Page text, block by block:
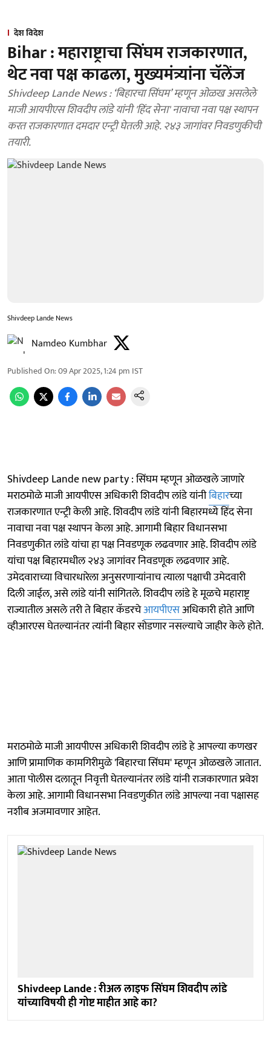
देश विदेश
Bihar : महाराष्ट्राचा सिंघम राजकारणात,
थेट नवा पक्ष काढला, मुख्यमंत्र्यांना चॅलेंज
Shivdeep Lande News : ‘बिहारचा सिंघम’ म्हणून ओळख असलेले
माजी आयपीएस शिवदीप लांडे यांनी 'हिंद सेना' नावाचा नवा पक्ष स्थापन
करत राजकारणात दमदार एन्ट्री घेतली आहे. २४३ जागांवर निवडणुकीची
तयारी.
Shivdeep Lande News
Namdeo Kumbhar
Published On:09 Apr 2025, 1:24 pm IST
Shivdeep Lande new party : सिंघम म्हणून ओळखले जाणारे
मराठमोळे माजी आयपीएस अधिकारी शिवदीप लांडे यांनीबिहारच्या
राजकारणात एन्ट्री केली आहे. शिवदीप लांडे यांनी बिहारमध्ये हिंद सेना
नावाचा नवा पक्ष स्थापन केला आहे. आगामी बिहार विधानसभा
निवडणुकीत लांडे यांचा हा पक्ष निवडणूक लढवणार आहे. शिवदीप लांडे
यांचा पक्ष बिहारमधील २४३ जागांवर निवडणूक लढवणार आहे.
उमेदवाराच्या विचारधारेला अनुसरणाऱ्यांनाच त्याला पक्षाची उमेदवारी
दिली जाईल, असे लांडे यांनी सांगितले. शिवदीप लांडे हे मूळचे महाराष्ट्र
राज्यातील असले तरी ते बिहार कॅडरचेआयपीएसअधिकारी होते आणि
व्हीआरएस घेतल्यानंतर त्यांनी बिहार सोडणार नसल्याचे जाहीर केले होते.
मराठमोळे माजी आयपीएस अधिकारी शिवदीप लांडे हे आपल्या कणखर
आणि प्रामाणिक कामगिरीमुळे 'बिहारचा सिंघम' म्हणून ओळखले जातात.
आता पोलीस दलातून निवृत्ती घेतल्यानंतर लांडे यांनी राजकारणात प्रवेश
केला आहे. आगामी विधानसभा निवडणुकीत लांडे आपल्या नवा पक्षासह
नशीब अजमावणार आहेत.
Shivdeep Lande : रीअल लाइफ सिंघम शिवदीप लांडे
यांच्याविषयी ही गोष्ट माहीत आहे का?